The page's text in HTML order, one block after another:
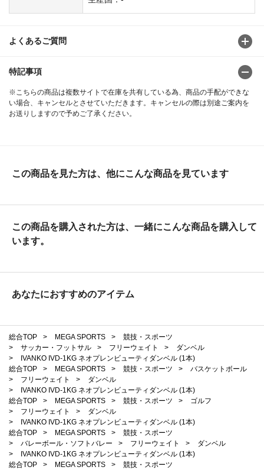
よくあるご質問
特記事項
※こちらの商品は複数サイトで在庫を共有している為、商品の手配ができな
い場合、キャンセルとさせていただきます。キャンセルの際は別途ご案内を
お送りしますので予めご了承ください。
この商品を見た方は、他にこんな商品を見ています
この商品を購入された方は、一緒にこんな商品を購入して
います。
あなたにおすすめのアイテム
総合TOP > MEGA SPORTS >
競技・スポーツ
>
サッカー・フットサル > フリーウェイト >
ダンベル
>
IVANKO IVD-1KG ネオプレンビューティダンベル (1本)
総合TOP
> MEGA SPORTS > 競技・スポーツ >
バスケットボール
>
フリーウェイト >
ダンベル
>
IVANKO IVD-1KG ネオプレンビューティダンベル (1本)
総合TOP
> MEGA SPORTS > 競技・スポーツ >
ゴルフ
>
フリーウェイト >
ダンベル
>
IVANKO IVD-1KG ネオプレンビューティダンベル (1本)
総合TOP
> MEGA SPORTS >
競技・スポーツ
>
バレーボール・ソフトバレー > フリーウェイト >
ダンベル
>
IVANKO IVD-1KG ネオプレンビューティダンベル (1本)
総合TOP
> MEGA SPORTS >
競技・スポーツ